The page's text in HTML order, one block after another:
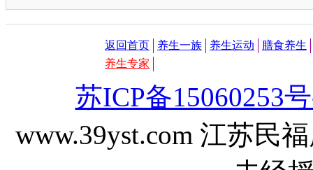
返回首页 养生一族 养生运动
膳食养生
养生专家
苏ICP备15060253
www.39yst.com 江苏民